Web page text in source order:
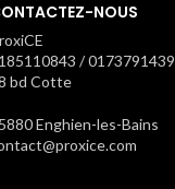
NOUS
/ 0173791439
bd Cotte
Enghien-les-Bains